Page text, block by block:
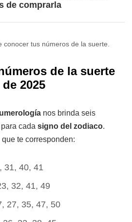
de comprarla
conocer tus números de la suerte.
de la suerte
2025
nos brinda seis
para cada signo del zodiaco.
te corresponden:
31, 40, 41
32, 41, 49
27, 35, 47, 50